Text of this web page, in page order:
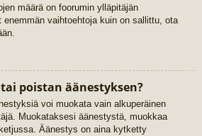
määrä on foorumin ylläpitäjän
vaihtoehtoja kuin on sallittu, ota
poistan äänestyksen?
voi muokata vain alkuperäinen
Muokataksesi äänestystä, muokkaa
Äänestys on aina kytketty